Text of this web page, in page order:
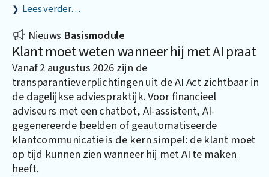
Lees verder…
Nieuws Basismodule
Klant moet weten wanneer hij met AI praat
Vanaf 2 augustus 2026 zijn de
transparantieverplichtingen uit de AI Act zichtbaar in
de dagelijkse adviespraktijk. Voor financieel
adviseurs met een chatbot, AI-assistent, AI-
gegenereerde beelden of geautomatiseerde
klantcommunicatie is de kern simpel: de klant moet
op tijd kunnen zien wanneer hij met AI te maken
heeft.